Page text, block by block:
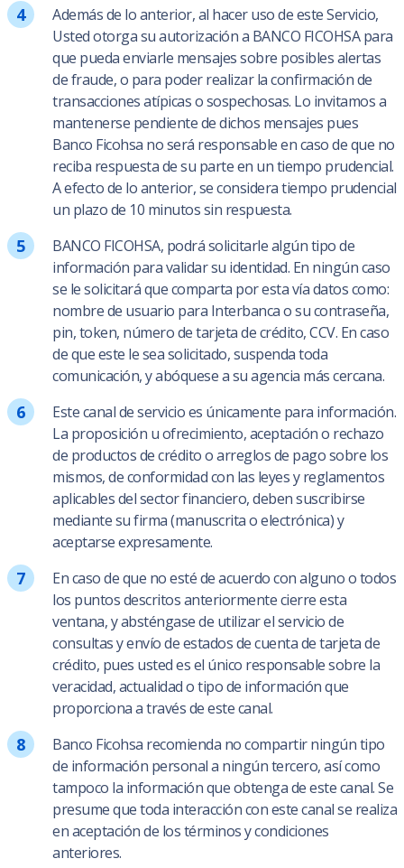
Además de lo anterior, al hacer uso de este Servicio,
Usted otorga su autorización a BANCO FICOHSA para
que pueda enviarle mensajes sobre posibles alertas
de fraude, o para poder realizar la confirmación de
transacciones atípicas o sospechosas. Lo invitamos a
mantenerse pendiente de dichos mensajes pues
Banco Ficohsa no será responsable en caso de que no
reciba respuesta de su parte en un tiempo prudencial.
A efecto de lo anterior, se considera tiempo prudencial
un plazo de 10 minutos sin respuesta.
BANCO FICOHSA, podrá solicitarle algún tipo de
información para validar su identidad. En ningún caso
se le solicitará que comparta por esta vía datos como:
nombre de usuario para Interbanca o su contraseña,
pin, token, número de tarjeta de crédito, CCV. En caso
de que este le sea solicitado, suspenda toda
comunicación, y abóquese a su agencia más cercana.
Este canal de servicio es únicamente para información.
La proposición u ofrecimiento, aceptación o rechazo
de productos de crédito o arreglos de pago sobre los
mismos, de conformidad con las leyes y reglamentos
aplicables del sector financiero, deben suscribirse
mediante su firma (manuscrita o electrónica) y
aceptarse expresamente.
En caso de que no esté de acuerdo con alguno o todos
los puntos descritos anteriormente cierre esta
ventana, y absténgase de utilizar el servicio de
consultas y envío de estados de cuenta de tarjeta de
crédito, pues usted es el único responsable sobre la
veracidad, actualidad o tipo de información que
proporciona a través de este canal.
Banco Ficohsa recomienda no compartir ningún tipo
de información personal a ningún tercero, así como
tampoco la información que obtenga de este canal. Se
presume que toda interacción con este canal se realiza
en aceptación de los términos y condiciones
anteriores.